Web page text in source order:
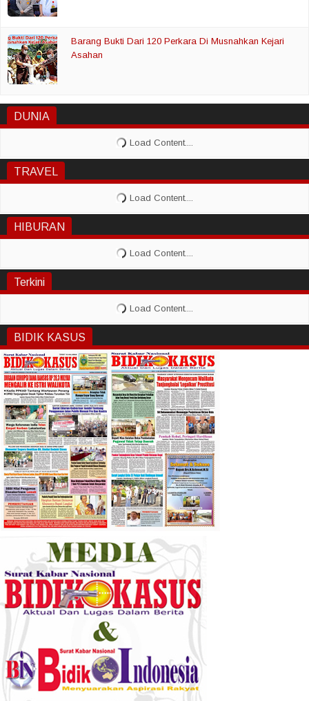
Barang Bukti Dari 120 Perkara Di Musnahkan Kejari
Asahan
DUNIA
TRAVEL
HIBURAN
Terkini
BIDIK KASUS